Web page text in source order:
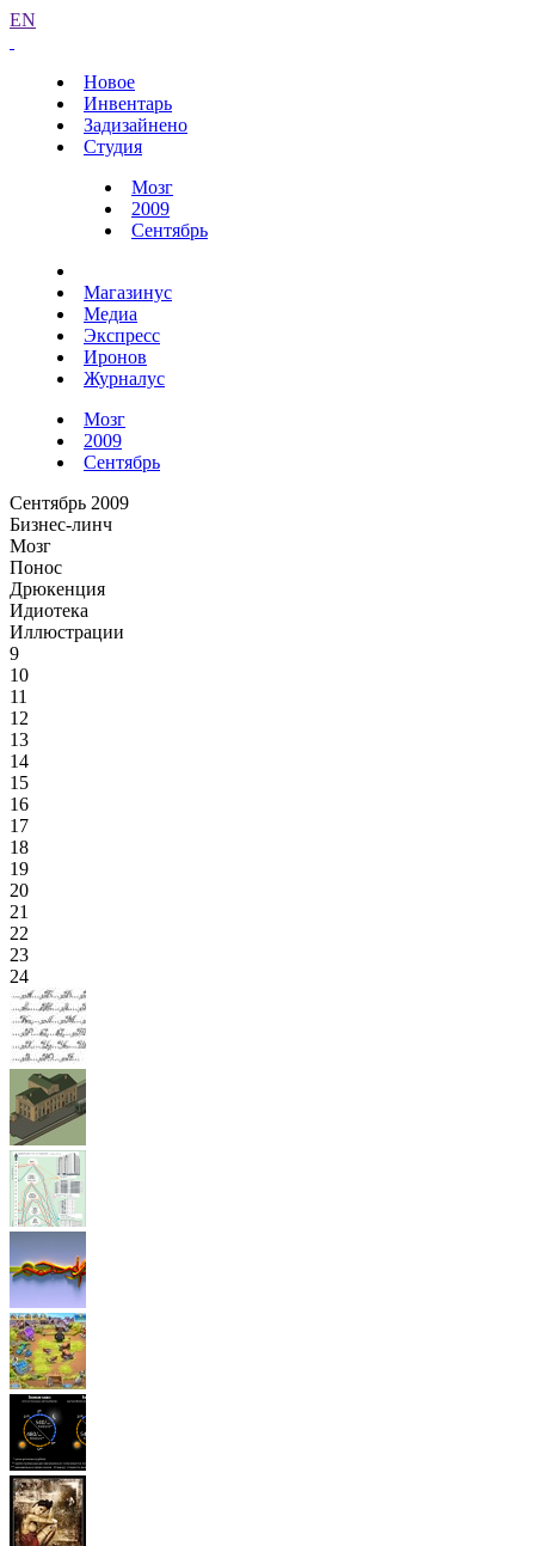
EN
Новое
Инвентарь
Задизайнено
Студия
Мозг
2009
Сентябрь
Магазинус
Медиа
Экспресс
Иронов
Журналус
Мозг
2009
Сентябрь
Сентябрь 2009
Бизнес-линч
Мозг
Понос
Дрюкенция
Идиотека
Иллюстрации
9
10
11
12
13
14
15
16
17
18
19
20
21
22
23
24